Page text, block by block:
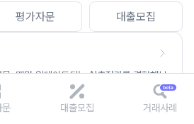
평가자문 대출모집
, 매월 업데이트되는 AI추정가를 경험해보
문 대출모집 거래사례